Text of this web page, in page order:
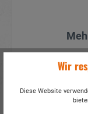
Wir
Diese Website